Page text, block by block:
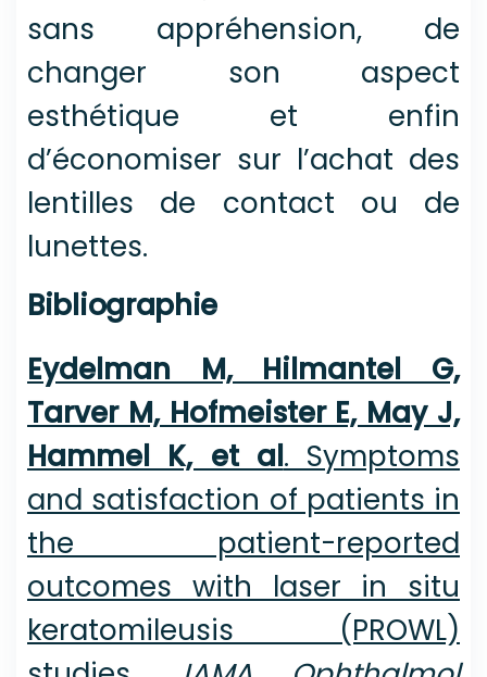
sans appréhension, de
changer son aspect
esthétique et enfin
d’économiser sur l’achat des
lentilles de contact ou de
lunettes.
Bibliographie
Eydelman M, Hilmantel G,
Tarver M, Hofmeister E, May J,
Hammel K, et al. Symptoms
and satisfaction of patients in
the patient-reported
outcomes with laser in situ
keratomileusis (PROWL)